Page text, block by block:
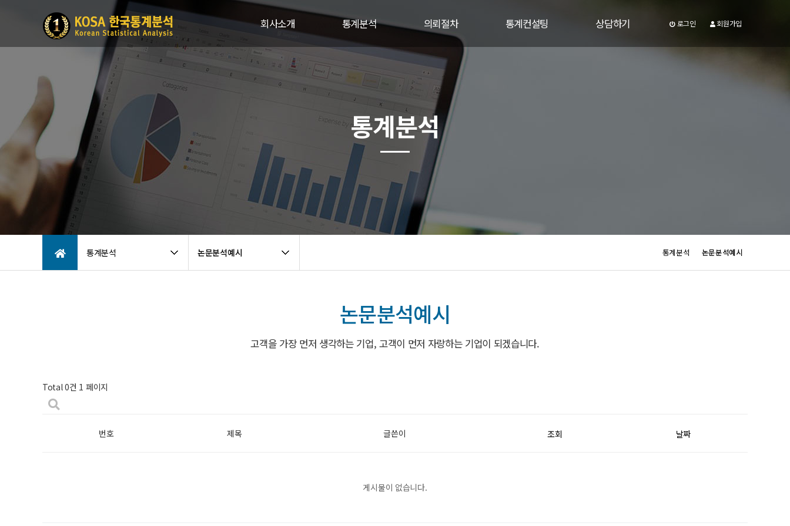
회사소개
CEO인사말
경영이념
통계분석
통계분석종류
논문구성
분석예시
설문지샘플
설문지디자인
의뢰절차
의뢰절차
의뢰비용
의뢰시 필요자료
상담하기
통계컨설팅 상담하기 로그인 회원가입
통계분석 논문분석예시 통계분석 논문분석예시
통계분석
논문분석예시
고객을 가장 먼저 생각하는 기업, 고객이 먼저 자랑하는 기업이 되겠습니다.
Total 0건 1 페이지
번호 제목 글쓴이 조회 날짜
게시물이 없습니다.